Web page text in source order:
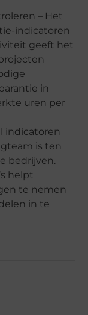
– Het
indicatoren
geeft het
in
uren per
indicatoren
is ten
bedrijven.
helpt
te nemen
in te